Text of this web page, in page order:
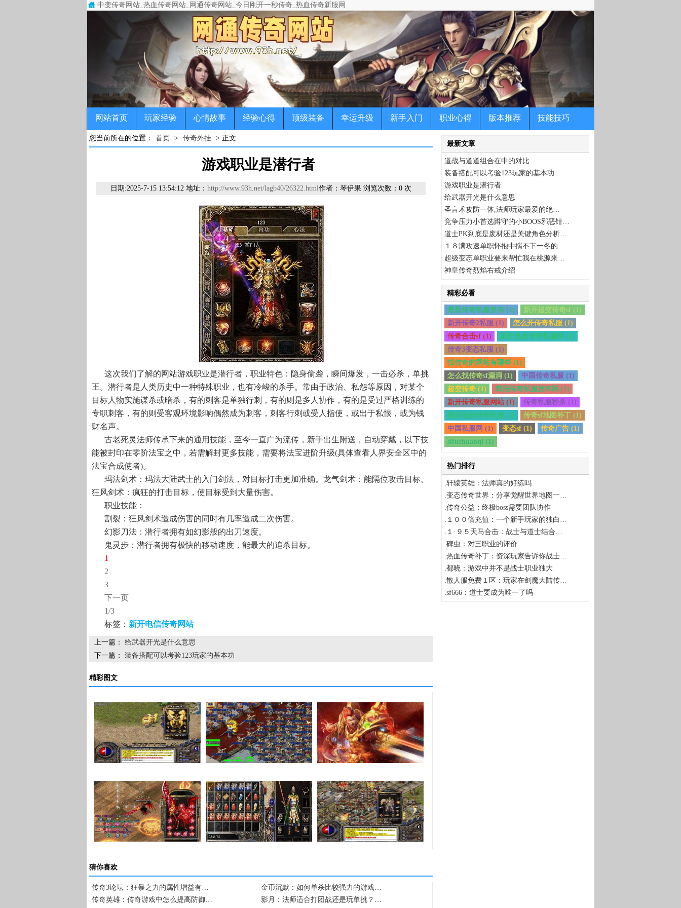
中变传奇网站_热血传奇网站_网通传奇网站_今日刚开一秒传奇_热血传奇新服网
中变传奇网站(www.93h.net)专注于变态传奇,超级变态传奇,超变态传奇等版本传奇新开网站,让每一位老传奇私服玩家体验什么叫超级变态传奇，我们长期提供微变
传奇，变态传奇，单职业传奇，超变传奇，宠物传奇，微变传奇，公益传奇，中变传奇，各种版本让玩你一次玩个爽！！
网站首页 玩家经验 心情故事 经验心得 顶级装备 幸运升级 新手入门 职业心得 版本推荐 技能技巧
您当前所在的位置： 首页 > 传奇外挂 > 正文
游戏职业是潜行者
日期:2025-7-15 13:54:12 地址： http://www.93h.net/lagb40/26322.html作者：琴伊果 浏览次数： 0 次
这次我们了解的网站游戏职业是潜行者，职业特色：隐身偷袭，瞬间爆发，一击必杀，单挑
王。潜行者是人类历史中一种特殊职业，也有冷峻的杀手。常由于政治、私怨等原因，对某个
目标人物实施谋杀或暗杀，有的刺客是单独行刺，有的则是多人协作，有的是受过严格训练的
专职刺客，有的则受客观环境影响偶然成为刺客，刺客行刺或受人指使，或出于私恨，或为钱
财名声。
古老死灵法师传承下来的通用技能，至今一直广为流传，新手出生附送，自动穿戴，以下技
能被封印在零阶法宝之中，若需解封更多技能，需要将法宝进阶升级(具体查看人界安全区中的
法宝合成使者)。
玛法剑术：玛法大陆武士的入门剑法，对目标打击更加准确。龙气剑术：能隔位攻击目标。
狂风剑术：疯狂的打击目标，使目标受到大量伤害。
职业技能：
割裂：狂风剑术造成伤害的同时有几率造成二次伤害。
幻影刀法：潜行者拥有如幻影般的出刀速度。
鬼灵步：潜行者拥有极快的移动速度，能最大的追杀目标。
1
2
3
下一页
1/3
标签： 新开电信传奇网站
上一篇： 给武器开光是什么意思
下一篇： 装备搭配可以考验123玩家的基本功
精彩图文
在传奇私服里面如何… 法师的感化也就是提… 主体无法锁定英雄的…
猜你喜欢
传奇3论坛：狂暴之力的属性增益有…
金币沉默：如何单杀比较强力的游戏…
传奇英雄：传奇游戏中怎么提高防御…
影月：法师适合打团战还是玩单挑？…
最新文章
道战与道道组合在中的对比
装备搭配可以考验123玩家的基本功…
游戏职业是潜行者
给武器开光是什么意思
圣言术攻防一体,法师玩家最爱的绝…
竞争压力小首选蹲守的小BOOS邪恶钳…
道士PK到底是废材还是关键角色分析…
１８满攻速单职怀抱中揣不下一冬的…
超级变态单职业要来帮忙我在桃源来…
神皇传奇烈焰右戒介绍
精彩必看
最新传奇私服发布 (1)
新开超变传奇sf (1)
新开传奇2私服 (1)
怎么开传奇私服 (1)
传奇合击sf (1)
新开热血传奇私服网 (1)
传奇3变态私服 (1)
找传奇的网站有哪些 (1)
怎么找传奇sf漏洞 (1)
中国传奇私服 (1)
超变传奇 (1)
韩国传奇私服发布网 (1)
新开传奇私服网站 (1)
传奇私服秒杀 (1)
最好玩的传奇私服 (1)
传奇sf地图补丁 (1)
中国私服网 (1)
变态sf (1)
传奇广告 (1)
sifuchuanqi (1)
热门排行
.轩辕英雄：法师真的好练吗
.变态传奇世界：分享觉醒世界地图一…
.传奇公益：终极boss需要团队协作
. １００倍充值：一个新手玩家的独白…
. １·９５天马合击：战士与道士结合…
.碑虫：对三职业的评价
.热血传奇补丁：资深玩家告诉你战士…
.都晓：游戏中并不是战士职业独大
.散人服免费１区：玩家在剑魔大陆传…
.sf666：道士要成为唯一了吗